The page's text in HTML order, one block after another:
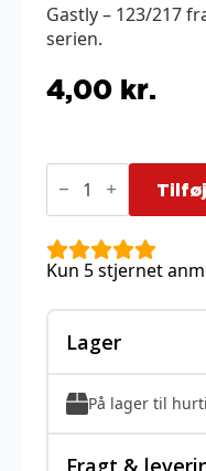
Gastly – 123/217
serien.
4,00 kr.
Gastly
antal
Kun 5 stjernet
Lager
På lager til
Fragt &